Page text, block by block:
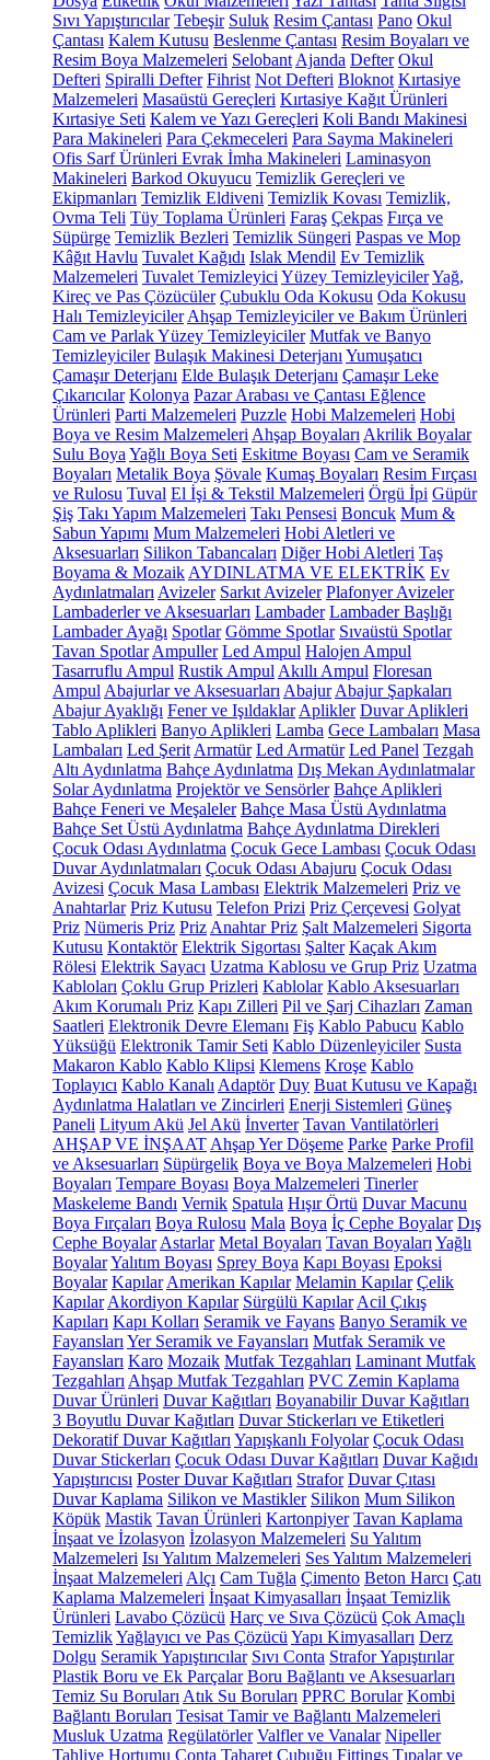
Sıvı Yapıştırıcılar Tebeşir Suluk Resim Çantası Pano Okul
Çantası Kalem Kutusu Beslenme Çantası Resim Boyaları ve
Resim Boya Malzemeleri Selobant Ajanda Defter Okul
Defteri Spiralli Defter Fihrist Not Defteri Bloknot Kırtasiye
Malzemeleri Masaüstü Gereçleri Kırtasiye Kağıt Ürünleri
Kırtasiye Seti Kalem ve Yazı Gereçleri Koli Bandı Makinesi
Para Makineleri Para Çekmeceleri Para Sayma Makineleri
Ofis Sarf Ürünleri Evrak İmha Makineleri Laminasyon
Makineleri Barkod Okuyucu Temizlik Gereçleri ve
Ekipmanları Temizlik Eldiveni Temizlik Kovası Temizlik,
Ovma Teli Tüy Toplama Ürünleri Faraş Çekpas Fırça ve
Süpürge Temizlik Bezleri Temizlik Süngeri Paspas ve Mop
Kâğıt Havlu Tuvalet Kağıdı Islak Mendil Ev Temizlik
Malzemeleri Tuvalet Temizleyici Yüzey TemizleyicilerYağ,
Kireç ve Pas Çözücüler Çubuklu Oda Kokusu Oda Kokusu
Halı Temizleyiciler Ahşap Temizleyiciler ve Bakım Ürünleri
Cam ve Parlak Yüzey Temizleyiciler Mutfak ve Banyo
Temizleyiciler Bulaşık Makinesi Deterjanı Yumuşatıcı
Çamaşır Deterjanı Elde Bulaşık Deterjanı Çamaşır Leke
Çıkarıcılar Kolonya Pazar Arabası ve Çantası Eğlence
Ürünleri Parti Malzemeleri Puzzle Hobi Malzemeleri Hobi
Boya ve Resim Malzemeleri Ahşap Boyaları Akrilik Boyalar
Sulu Boya Yağlı Boya Seti Eskitme Boyası Cam ve Seramik
Boyaları Metalik Boya Şövale Kumaş Boyaları Resim Fırçası
ve Rulosu Tuval El İşi & Tekstil Malzemeleri Örgü İpi Güpür
Şiş Takı Yapım Malzemeleri Takı Pensesi Boncuk Mum &
Sabun Yapımı Mum Malzemeleri Hobi Aletleri ve
Aksesuarları Silikon Tabancaları Diğer Hobi Aletleri Taş
Boyama & Mozaik AYDINLATMA VE ELEKTRİK Ev
Aydınlatmaları Avizeler Sarkıt Avizeler Plafonyer Avizeler
Lambaderler ve Aksesuarları Lambader Lambader Başlığı
Lambader Ayağı Spotlar Gömme Spotlar Sıvaüstü Spotlar
Tavan Spotlar Ampuller Led Ampul Halojen Ampul
Tasarruflu Ampul Rustik Ampul Akıllı Ampul Floresan
Ampul Abajurlar ve Aksesuarları Abajur Abajur Şapkaları
Abajur Ayaklığı Fener ve Işıldaklar Aplikler Duvar Aplikleri
Tablo Aplikleri Banyo Aplikleri Lamba Gece Lambaları Masa
Lambaları Led Şerit Armatür Led Armatür Led Panel Tezgah
Altı Aydınlatma Bahçe Aydınlatma Dış Mekan Aydınlatmalar
Solar Aydınlatma Projektör ve Sensörler Bahçe Aplikleri
Bahçe Feneri ve Meşaleler Bahçe Masa Üstü Aydınlatma
Bahçe Set Üstü Aydınlatma Bahçe Aydınlatma Direkleri
Çocuk Odası Aydınlatma Çocuk Gece Lambası Çocuk Odası
Duvar Aydınlatmaları Çocuk Odası Abajuru Çocuk Odası
Avizesi Çocuk Masa Lambası Elektrik Malzemeleri Priz ve
Anahtarlar Priz Kutusu Telefon Prizi Priz Çerçevesi Golyat
Priz Nümeris Priz Priz Anahtar Priz Şalt Malzemeleri Sigorta
Kutusu Kontaktör Elektrik Sigortası Şalter Kaçak Akım
Rölesi Elektrik Sayacı Uzatma Kablosu ve Grup Priz Uzatma
Kabloları Çoklu Grup Prizleri Kablolar Kablo Aksesuarları
Akım Korumalı Priz Kapı Zilleri Pil ve Şarj Cihazları Zaman
Saatleri Elektronik Devre Elemanı Fiş Kablo Pabucu Kablo
Yüksüğü Elektronik Tamir Seti Kablo Düzenleyiciler Susta
Makaron Kablo Kablo Klipsi Klemens Kroşe Kablo
Toplayıcı Kablo Kanalı Adaptör Duy Buat Kutusu ve Kapağı
Aydınlatma Halatları ve Zincirleri Enerji Sistemleri Güneş
Paneli Lityum Akü Jel Akü İnverter Tavan Vantilatörleri
AHŞAP VE İNŞAAT Ahşap Yer Döşeme Parke Parke Profil
ve Aksesuarları Süpürgelik Boya ve Boya Malzemeleri Hobi
Boyaları Tempare Boyası Boya Malzemeleri Tinerler
Maskeleme Bandı Vernik Spatula Hışır Örtü Duvar Macunu
Boya Fırçaları Boya Rulosu Mala Boya İç Cephe Boyalar Dış
Cephe Boyalar Astarlar Metal Boyaları Tavan Boyaları Yağlı
BoyalarYalıtım Boyası Sprey Boya Kapı Boyası Epoksi
Boyalar Kapılar Amerikan Kapılar Melamin Kapılar Çelik
Kapılar Akordiyon Kapılar Sürgülü Kapılar Acil Çıkış
Kapıları Kapı Kolları Seramik ve Fayans Banyo Seramik ve
Fayansları Yer Seramik ve Fayansları Mutfak Seramik ve
Fayansları Karo Mozaik Mutfak Tezgahları Laminant Mutfak
Tezgahları Ahşap Mutfak Tezgahları PVC Zemin Kaplama
Duvar Ürünleri Duvar Kağıtları Boyanabilir Duvar Kağıtları
3 Boyutlu Duvar Kağıtları Duvar Stickerları ve Etiketleri
Dekoratif Duvar Kağıtları Yapışkanlı Folyolar Çocuk Odası
Duvar Stickerları Çocuk Odası Duvar Kağıtları Duvar Kağıdı
Yapıştırıcısı Poster Duvar Kağıtları Strafor Duvar Çıtası
Duvar Kaplama Silikon ve Mastikler Silikon Mum Silikon
Köpük Mastik Tavan Ürünleri Kartonpiyer Tavan Kaplama
İnşaat ve İzolasyon İzolasyon Malzemeleri Su Yalıtım
Malzemeleri Isı Yalıtım Malzemeleri Ses Yalıtım Malzemeleri
İnşaat Malzemeleri Alçı Cam Tuğla Çimento Beton Harcı Çatı
Kaplama Malzemeleri İnşaat Kimyasalları İnşaat Temizlik
Ürünleri Lavabo Çözücü Harç ve Sıva Çözücü Çok Amaçlı
TemizlikYağlayıcı ve Pas Çözücü Yapı Kimyasalları Derz
Dolgu Seramik Yapıştırıcılar Sıvı Conta Strafor Yapıştırılar
Plastik Boru ve Ek Parçalar Boru Bağlantı ve Aksesuarları
Temiz Su Boruları Atık Su Boruları PPRC Borular Kombi
Bağlantı Boruları Tesisat Tamir ve Bağlantı Malzemeleri
Musluk Uzatma Regülatörler Valfler ve Vanalar Nipeller
Tahliye Hortumu Conta Taharet Çubuğu Fittings Tıpalar ve